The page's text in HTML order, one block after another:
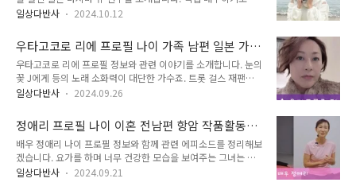
동이가 발견되었습니다. 국민 배우였지만 사기를 당하고 모텔에
린 시절 씨름을 하기도 했다고 하며 그런 인연으로 씨름판을 키
우고 싶었다고 합니다. 꾸준히 씨름판을..
데 축구를 하기 위해서 배우를 했다고 합니다. 아역 배우 출신이
JFFA 공식 앰버서더로도 활동하고 있는 배우 마시마 유 나이 프
로필 정보를 정리해보겠습니다. 마시마 유 프로필 정보마시마 유
나이배우 마시마 유 작품활동프리스타일 축구 선수 골때녀 마시
마 유골때녀 한일전 결과 마시마 유 프로필 정보축구를 좋아하고
피파 모바일 게임을 즐겨하셨다면 한 번즘 보셨을 수도 있는 마
문입니다. 실제로도 리프팅 등 개인기가 아주 뛰어나 실제 골때
녀 경기에서도 기가 막힌 골키..
일상다반사 2024.10.12
우타고코로 리에 프로필 나이 가족 남편 일본 가
게 노래 최근영상 작품활동
우타고코로 리에 프로필 정보와 관련 이야기를 소개합니다. 눈의
꽃 J에게 등의 노래 소화력이 대단한 가수죠. 트롯 걸스 재팬을
통해 한일가왕전 진출했고 이런 보석 같은 목소리 가수가 무명이
리에 나이 지천명을 넘었습니다. 30년을 넘게 무명 활동을 견딜
수 있었던 것은 남편 딸 가족의 응원 덕분이었다고 합니다. 사실
무명가수라고 하기에도 조금 애매한 것이 토요타, 포카리스웨트
등의 CM송을 부른 가수이기도 합니다. 멜로디를 들어보시면 바
로 떠오를 법한 목소리입니다. 노래 영상도 있으니 들어보시면
일상다반사 2024.09.26
정애리 프로필 나이 이혼 전남편 항암 작품활동
필모그래피 수상 최근영상
배우 정애리 나이 프로필 정보와 함께 관련 에피소드를 정리해보
겠습니다. 요가를 하며 너무 건강한 모습을 보여주는 그녀는 과
거 암 병력이 있었습니다. 그리고 정애리 이혼 소식도 두 차례 알
일상다반사 2024.09.21